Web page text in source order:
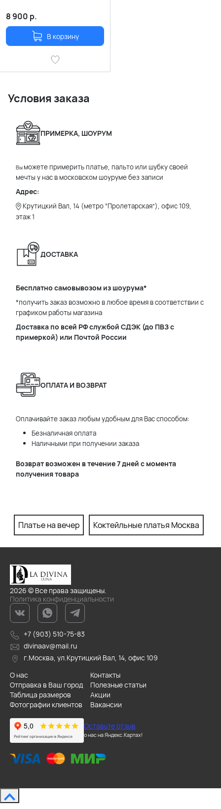
8 900 р.
В корзину
Условия заказа
ПРИМЕРКА, ШОУРУМ
Вы можете примерить платье, пальто или шубку своей
мечты у нас в московском шоуруме без записи
Адрес:
Крутицкий Вал, 14 (метро “Пролетарская”), офис 109,
этаж 1
ДОСТАВКА
Бесплатно самовывозом из шоурума*
*получить заказ возможно в любое время в соответствии с
графиком работы магазина
Доставка по всей РФ службой СДЭК (до ПВЗ с
примеркой) или Почтой России
ОПЛАТА И ВОЗВРАТ
Оплачивайте заказ любым удобным для Вас способом:
Безналичная оплата
Наличными при получении заказа
Возврат возможен в течение 7 дней с момента
получения товара
Платье на вечер Коктейльные платья Москва
2026 © Все права защищены.
Политика конфиденциальности
+7 (903) 510-75-83
divinaav@mail.ru
г.Москва, ул.Крутицкий Вал, 14, офис 109
О нас
Контакты
Отправка в Ваш город
Полезные статьи
Таблица размеров
Акции
Фотографии клиентов
Вакансии
Оставьте отзыв
о нас на Яндекс.Картах!